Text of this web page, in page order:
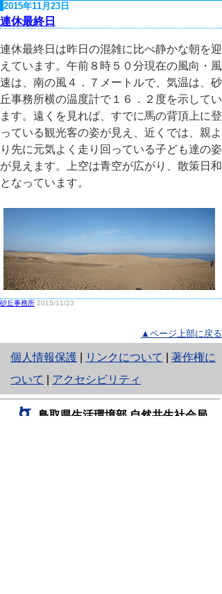
2015年11月23日
連休最終日
連休最終日は昨日の混雑に比べ静かな朝を迎
えています。午前８時５０分現在の風向・風
速は、南の風４．７メートルで、気温は、砂
丘事務所横の温度計で１６．２度を示してい
ます。遠くを見れば、すでに馬の背頂上に登
っている観光客の姿が見え、近くでは、親よ
り先に元気よく走り回っている子ども達の姿
が見えます。上空は青空が広がり、散策日和
となっています。
砂丘事務所 2015/11/23
▲ページ上部に戻る
個人情報保護
と
り
ネ
リンクについて
著作権に
ついて
アクセシビリティ
鳥取県生活環境部 自然共生社会局